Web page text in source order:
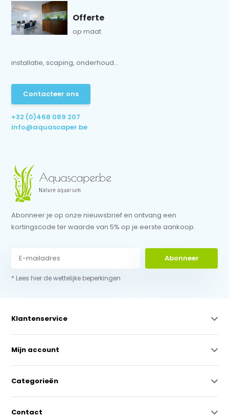
Offerte
op maat
installatie, scaping, onderhoud...
Contacteer ons
+32 (0)468 089 207
info@aquascaper.be
Abonneer je op onze nieuwsbrief en ontvang een
kortingscode ter waarde van 5% op je eerste aankoop.
Abonneer
* Lees hier de wettelijke beperkingen
Klantenservice
Mijn account
Categorieën
Contact